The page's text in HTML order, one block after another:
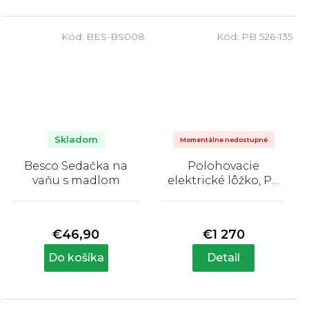
Besco Sedačka na
vaňu s madlom
produktu
je
5,0
Skladom
€46,90
Do košíka
Kód: BES-BS008
Polohovacie
elektrické lôžko, PB
produktu
je
Momentálne nedostupné
€1 270
Detail
Kód: PB 526-135